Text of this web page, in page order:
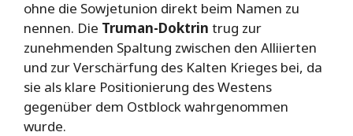
ohne die Sowjetunion direkt beim Namen zu
nennen. Die Truman-Doktrin trug zur
zunehmenden Spaltung zwischen den Alliierten
und zur Verschärfung des Kalten Krieges bei, da
sie als klare Positionierung des Westens
gegenüber dem Ostblock wahrgenommen
wurde.